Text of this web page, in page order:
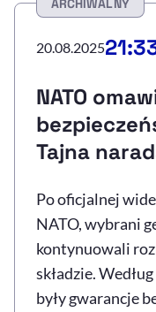
Sprawdź, jak i dlaczego
ARCHIWALNY
20.08.2025
NATO
Tajna
Po oficjalnej
NATO, wybrani
kontynuowali
składzie.
były gwarancje